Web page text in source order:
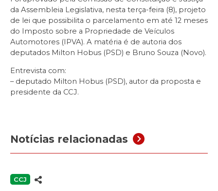
da Assembleia Legislativa, nesta terça-feira (8), projeto
de lei que possibilita o parcelamento em até 12 meses
do Imposto sobre a Propriedade de Veículos
Automotores (IPVA). A matéria é de autoria dos
deputados Milton Hobus (PSD) e Bruno Souza (Novo).
Entrevista com:
– deputado Milton Hobus (PSD), autor da proposta e
presidente da CCJ.
Notícias relacionadas
CCJ